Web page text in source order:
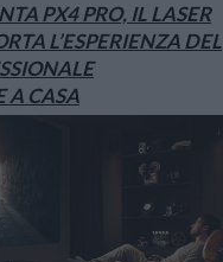
PX4 PRO, IL LASER
L’ESPERIENZA DEL
A CASA